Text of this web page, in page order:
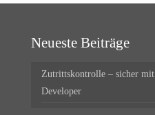
Neueste Beiträge
Zutrittskontrolle – sicher
Developer